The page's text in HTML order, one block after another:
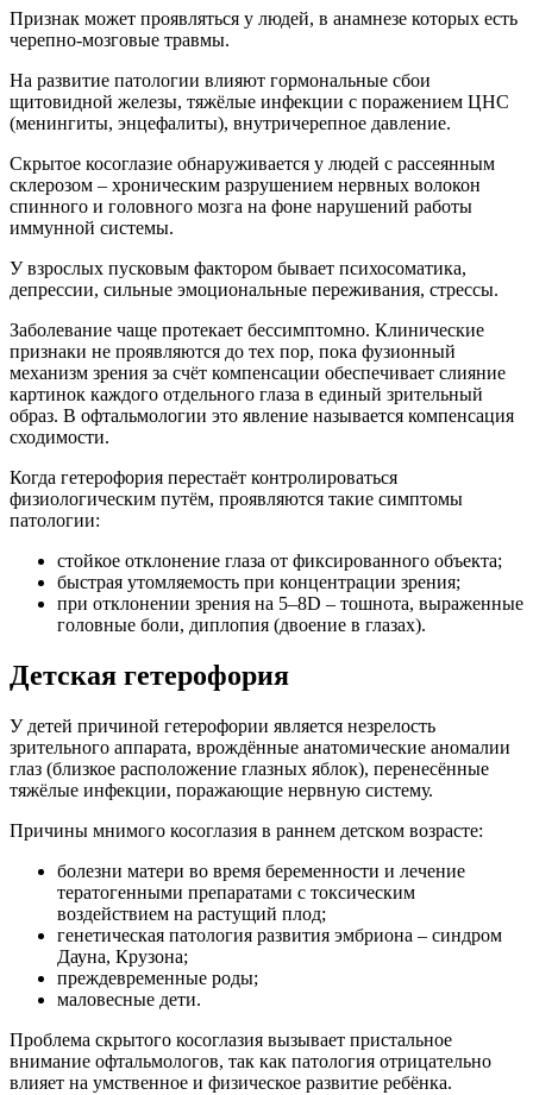
Признак может проявляться у людей, в анамнезе которых есть
черепно-мозговые травмы.
На развитие патологии влияют гормональные сбои
щитовидной железы, тяжёлые инфекции с поражением ЦНС
(менингиты, энцефалиты), внутричерепное давление.
Скрытое косоглазие обнаруживается у людей с рассеянным
склерозом – хроническим разрушением нервных волокон
спинного и головного мозга на фоне нарушений работы
иммунной системы.
У взрослых пусковым фактором бывает психосоматика,
депрессии, сильные эмоциональные переживания, стрессы.
Заболевание чаще протекает бессимптомно. Клинические
признаки не проявляются до тех пор, пока фузионный
механизм зрения за счёт компенсации обеспечивает слияние
картинок каждого отдельного глаза в единый зрительный
образ. В офтальмологии это явление называется компенсация
сходимости.
Когда гетерофория перестаёт контролироваться
физиологическим путём, проявляются такие симптомы
патологии:
стойкое отклонение глаза от фиксированного объекта;
быстрая утомляемость при концентрации зрения;
при отклонении зрения на 5–8D – тошнота, выраженные
головные боли, диплопия (двоение в глазах).
Детская гетерофория
У детей причиной гетерофории является незрелость
зрительного аппарата, врождённые анатомические аномалии
глаз (близкое расположение глазных яблок), перенесённые
тяжёлые инфекции, поражающие нервную систему.
Причины мнимого косоглазия в раннем детском возрасте:
болезни матери во время беременности и лечение
тератогенными препаратами с токсическим
воздействием на растущий плод;
генетическая патология развития эмбриона – синдром
Дауна, Крузона;
преждевременные роды;
маловесные дети.
Проблема скрытого косоглазия вызывает пристальное
внимание офтальмологов, так как патология отрицательно
влияет на умственное и физическое развитие ребёнка.